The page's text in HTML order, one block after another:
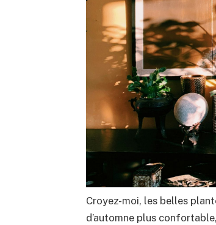
Croyez-moi, les belles
d’automne plus